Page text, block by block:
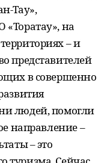
Тау»,
на
– и
представителей
в совершенно
людей, помогли
направление –
– это